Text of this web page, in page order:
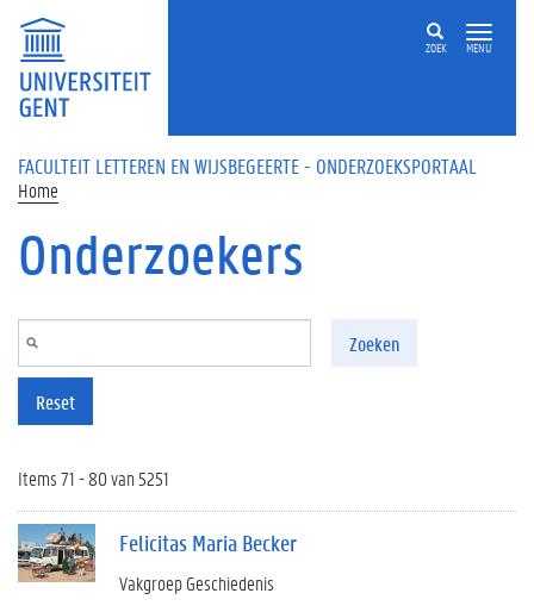
Overslaan en naar de inhoud gaan
ZOEK MENU
FACULTEIT LETTEREN EN WIJSBEGEERTE - ONDERZOEKSPORTAAL
Home
Onderzoekers
Zoeken
Reset
Items 71 - 80 van 5251
Felicitas Maria Becker
Vakgroep Geschiedenis